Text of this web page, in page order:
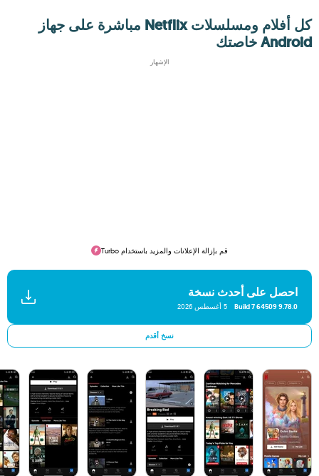
كل أفلام ومسلسلات Netflix مباشرة على جهاز
Android خاصتك
الإشهار
قم بإزالة الإعلانات والمزيد باستخدام Turbo
احصل على أحدث نسخة
9.78.0 Build 7 64509 5 أغسطس 2026
نسخ أقدم